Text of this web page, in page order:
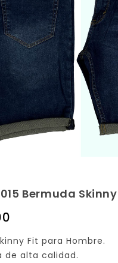
Bermuda Skinny
Fit para Hombre.
de alta calidad.